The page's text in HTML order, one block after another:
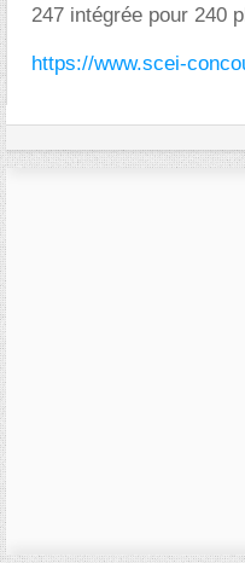
247 intégrée pour 240
https://www.scei-